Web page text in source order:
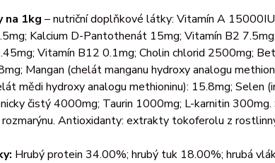
na 1kg – nutriční doplňkové látky: Vitamín A
Kalcium D-Pantothenát 15mg; Vitamín B2
Vitamín B12 0.1mg; Cholin chlorid 2500mg;
Mangan (chelát manganu hydroxy analogu
mědi hydroxy analogu methioninu): 15.8mg; Selen
čistý 4000mg; Taurin 1000mg; L-karnitin
Antioxidanty: extrakty tokoferolu z
Hrubý protein 34.00%; hrubý tuk 18.00%; hrubá